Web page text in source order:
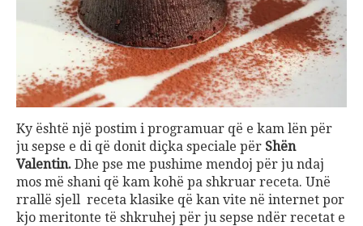
Ky është një postim i programuar që e kam lën për
ju sepse e di që donit diçka speciale për Shën
Valentin. Dhe pse me pushime mendoj për ju ndaj
mos më shani që kam kohë pa shkruar receta. Unë
rrallë sjell receta klasike që kan vite në internet por
kjo meritonte të shkruhej për ju sepse ndër recetat e